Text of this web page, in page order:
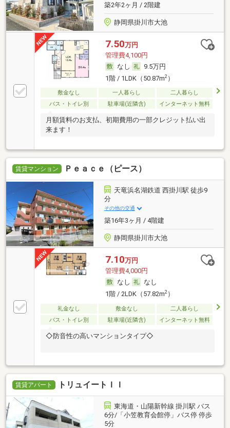
築2年2ヶ月 / 2階建
静岡県掛川市大池
7.50万円
管理費4,100円
なし
9.5万円
1階 / 1LDK（50.87m2）
敷金なし 一人暮らし
二人暮らし
バス・トイレ別
駐車場(近隣含) インターネット無料
月額賃料のお支払、初期費用の一部クレジット払い出
来ます！
賃貸マンション Ｐｅａｃｅ（ピース）
天竜浜名湖鉄道 西掛川駅 徒歩9
分
その他の交通
築16年3ヶ月 / 4階建
静岡県掛川市大池
7.10万円
管理費4,000円
なし
なし
1階 / 2LDK（57.82m2）
礼金なし 敷金なし
二人暮らし
バス・トイレ別
駐車場(近隣含) インターネット無料
◇防音性の高いマンションタイプ◇
賃貸アパート トリュイートＩＩ
東海道・山陽新幹線 掛川駅 バス
6分/「小笠教育会館停」バス停 停歩
5分